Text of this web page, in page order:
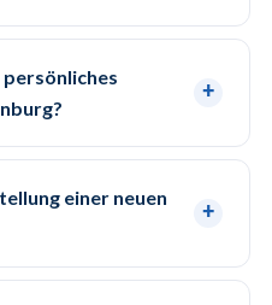
persönliches
einer neuen